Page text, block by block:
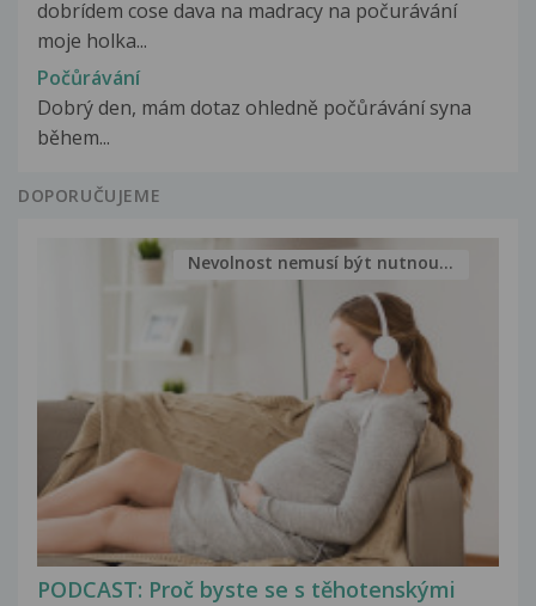
dobrídem cose dava na madracy na počurávání
moje holka...
Počůrávání
Dobrý den, mám dotaz ohledně počůrávání syna
během...
DOPORUČUJEME
PODCAST: Proč byste se s těhotenskými
Nevolnost nemusí být nutnou...